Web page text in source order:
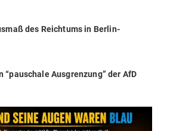
des Reichtums in Berlin-
“pau­schale Aus­grenzung” der AfD